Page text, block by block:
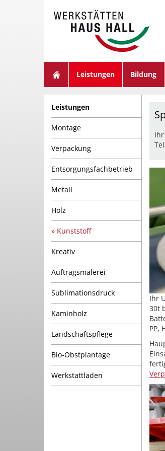
Leistungen Bildung
Leistungen
Montage
Verpackung
Entsorgungsfachbetrieb
Metall
Holz
Kunststoff
Kreativ
Auftragsmalerei
Sublimationsdruck
Kaminholz
Landschaftspflege
Bio-Obstplantage
Werkstattladen
Ihr
30t
PP,